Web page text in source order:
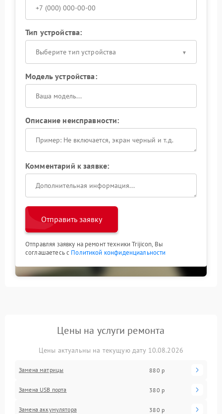
Тип устройства:
Выберите тип устройства
Модель устройства:
Описание неисправности:
Комментарий к заявке:
Отправить заявку
Отправляя заявку на ремонт техники Trijicon, Вы
соглашаетесь с Политикой конфиденциальности
Цены на услуги ремонта
Цены актуальны на текущую дату 10.08.2026
Замена матрицы 880 р
Замена USB порта 380 р
Замена аккумулятора 380 р